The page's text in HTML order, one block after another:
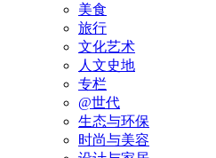
美食
旅行
文化艺术
人文史地
专栏
@世代
生态与环保
时尚与美容